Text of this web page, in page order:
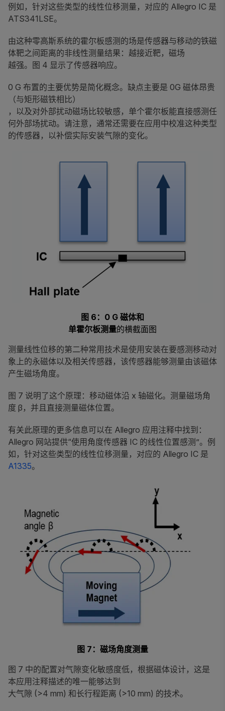
例如，针对这些类型的线性位移测量，对应的 Allegro IC 是
ATS341LSE。
由这种零高斯系统的霍尔板感测的场是传感器与移动的铁磁
体靶之间距离的非线性测量结果：越接近靶，磁场
越强。图 4 显示了传感器响应。
0 G 布置的主要优势是简化概念。缺点主要是 0G 磁体昂贵
（与矩形磁铁相比）
，以及对外部扰动磁场比较敏感，单个霍尔板能直接感测任
何外部场扰动。请注意，通常还需要在应用中校准这种类型
的传感器，以补偿实际安装气隙的变化。
图 6：0 G 磁体和
单霍尔板测量的横截面图
测量线性位移的第二种常用技术是使用安装在要感测移动对
象上的永磁体以及相关传感器，该传感器能够测量由该磁体
产生磁场角度。
图 7 说明了这个原理：移动磁体沿 x 轴磁化。测量磁场角
度 β，并且直接测量磁体位置。
有关此原理的更多信息可以在 Allegro 应用注释中找到：
Allegro 网站提供“使用角度传感器 IC 的线性位置感测”。例
如，针对这些类型的线性位移测量，对应的 Allegro IC 是
A1335。
图 7：磁场角度测量
图 7 中的配置对气隙变化敏感度低，根据磁体设计，这是
本应用注释描述的唯一能够达到
大气隙 (>4 mm) 和长行程距离 (>10 mm) 的技术。